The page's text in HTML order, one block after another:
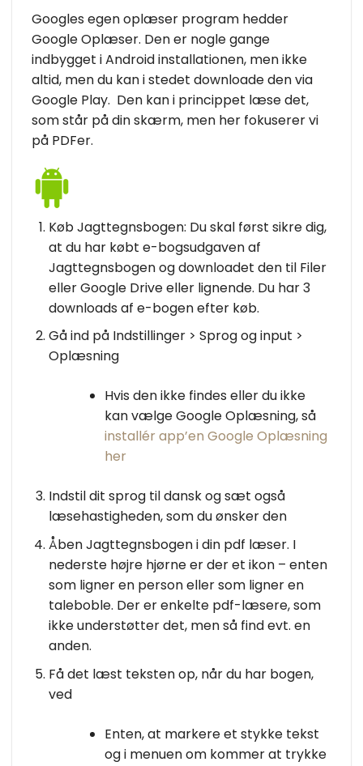
Googles egen oplæser program hedder
Google Oplæser. Den er nogle gange
indbygget i Android installationen, men ikke
altid, men du kan i stedet downloade den via
Google Play. Den kan i princippet læse det,
som står på din skærm, men her fokuserer vi
på PDFer.
Køb Jagttegnsbogen: Du skal først sikre dig,
at du har købt e-bogsudgaven af
Jagttegnsbogen og downloadet den til Filer
eller Google Drive eller lignende. Du har 3
downloads af e-bogen efter køb.
Gå ind på Indstillinger > Sprog og input >
Oplæsning
Hvis den ikke findes eller du ikke
kan vælge Google Oplæsning, så
installér app’en Google Oplæsning
her
Indstil dit sprog til dansk og sæt også
læsehastigheden, som du ønsker den
Åben Jagttegnsbogen i din pdf læser. I
nederste højre hjørne er der et ikon – enten
som ligner en person eller som ligner en
taleboble. Der er enkelte pdf-læsere, som
ikke understøtter det, men så find evt. en
anden.
Få det læst teksten op, når du har bogen,
ved
Enten, at markere et stykke tekst
og i menuen om kommer at trykke